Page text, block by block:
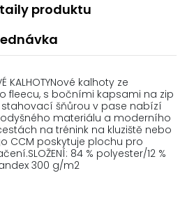
produktu
KALHOTYNové kalhoty ze
fleecu, s bočními kapsami na zip
šňůrou v pase nabízí
materiálu a moderního
na trénink na kluziště nebo
CCM poskytuje plochu pro
84 % polyester/12 %
300 g/m2